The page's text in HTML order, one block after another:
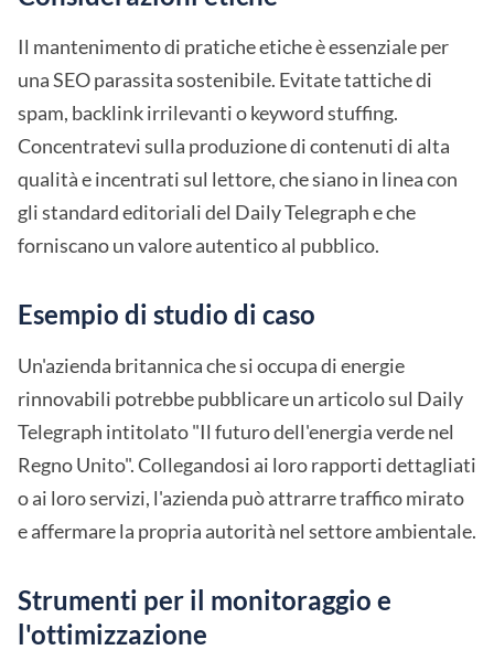
Il mantenimento di pratiche etiche è essenziale per
una SEO parassita sostenibile. Evitate tattiche di
spam, backlink irrilevanti o keyword stuffing.
Concentratevi sulla produzione di contenuti di alta
qualità e incentrati sul lettore, che siano in linea con
gli standard editoriali del Daily Telegraph e che
forniscano un valore autentico al pubblico.
Esempio di studio di caso
Un'azienda britannica che si occupa di energie
rinnovabili potrebbe pubblicare un articolo sul Daily
Telegraph intitolato "Il futuro dell'energia verde nel
Regno Unito". Collegandosi ai loro rapporti dettagliati
o ai loro servizi, l'azienda può attrarre traffico mirato
e affermare la propria autorità nel settore ambientale.
Strumenti per il monitoraggio e
l'ottimizzazione